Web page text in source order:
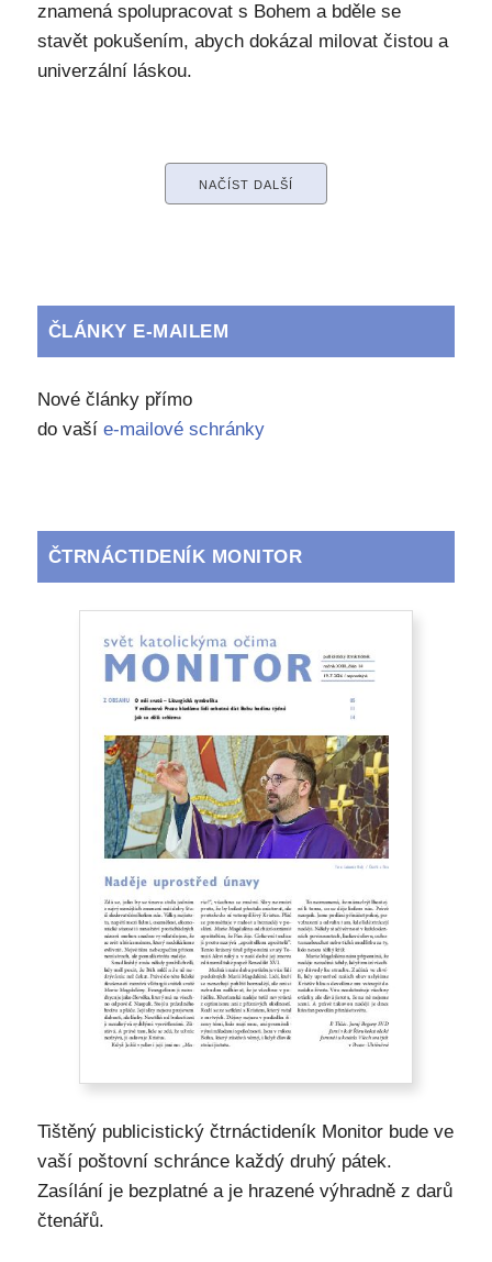
znamená spolupracovat s Bohem a bděle se
stavět pokušením, abych dokázal milovat čistou a
univerzální láskou.
NAČÍST DALŠÍ
ČLÁNKY E-MAILEM
Nové články přímo
do vaší e-mailové schránky
ČTRNÁCTIDENÍK MONITOR
Tištěný publicistický čtrnáctideník Monitor bude ve
vaší poštovní schránce každý druhý pátek.
Zasílání je bezplatné a je hrazené výhradně z darů
čtenářů.